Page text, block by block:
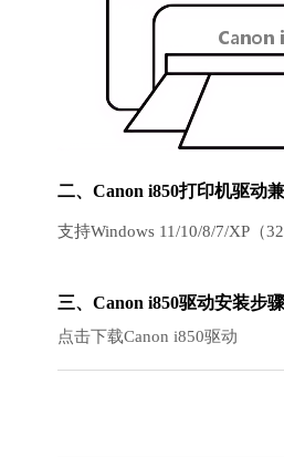
二、Canon i850打印机驱动
支持Windows 11/10/8/7/XP（
三、Canon i850驱动安装步骤
点击下载Canon i850驱动